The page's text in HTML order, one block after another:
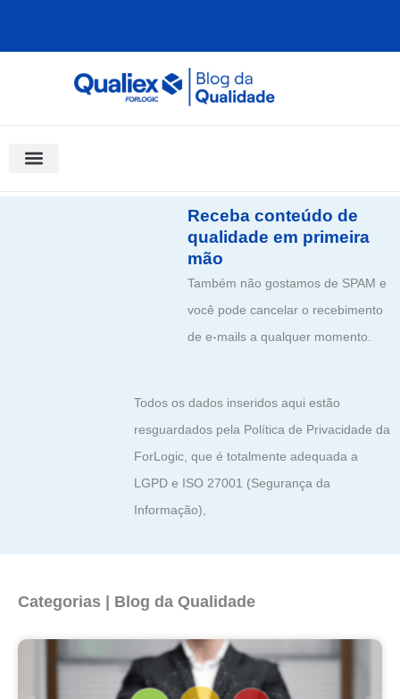
Receba conteúdo de
qualidade em primeira
mão
Também não gostamos de SPAM e
você pode cancelar o recebimento
de e-mails a qualquer momento.
Todos os dados inseridos aqui estão
resguardados pela Política de Privacidade da
ForLogic, que é totalmente adequada a
LGPD e ISO 27001 (Segurança da
Informação),
Categorias | Blog da Qualidade